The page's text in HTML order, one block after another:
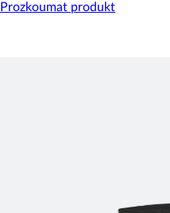
Prozkoumat produkt